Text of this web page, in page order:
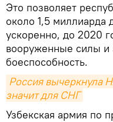
Это позволяет
около 1,5
ускоренно, до 2020
вооруженные силы и
боеспособность.
Россия вычеркнула
значит для СНГ
Узбекская армия по